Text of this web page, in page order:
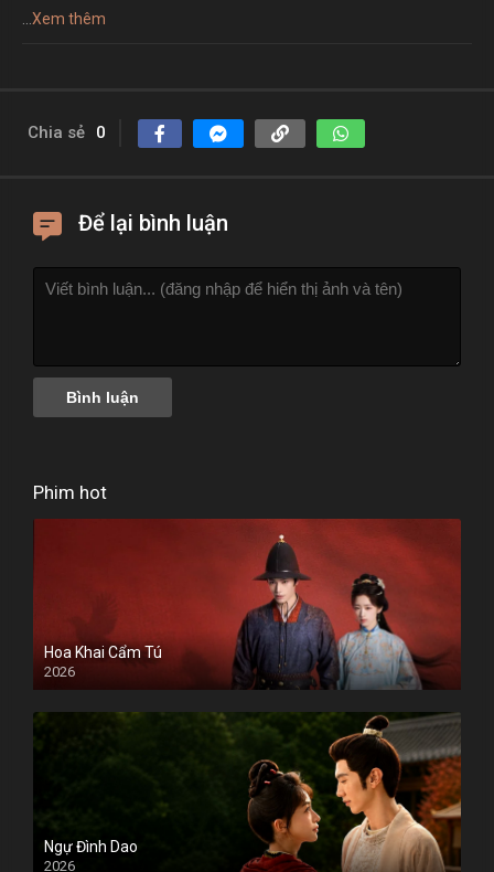
Xem thêm
Chia sẻ 0
Để lại bình luận
Phim hot
Hoa Khai Cẩm Tú
2026
Ngự Đình Dao
2026